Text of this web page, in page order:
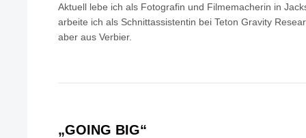
Aktuell lebe ich als Fotografin und Filmemacherin in
arbeite ich als Schnittassistentin bei Teton Gravity
aber aus Verbier.
„GOING BIG“